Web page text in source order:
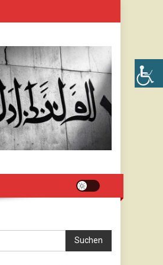
Suchen